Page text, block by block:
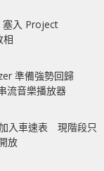
塞入 Project
相
準備強勢回歸
流音樂播放器
入車速表 現階段只
放